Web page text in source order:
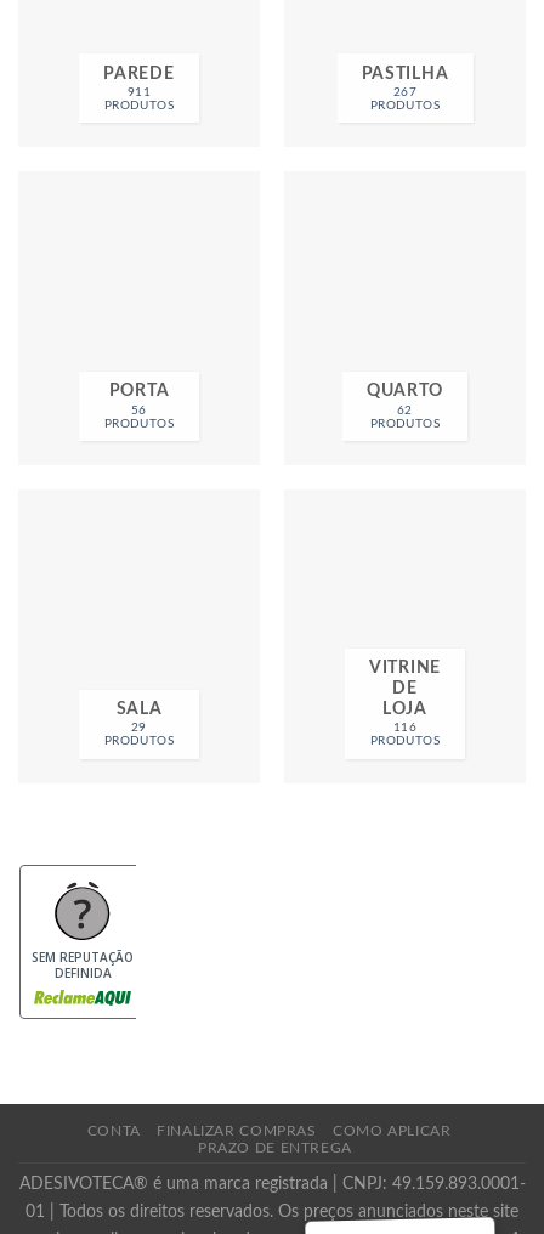
PAREDE
911
PRODUTOS
PASTILHA
267
PRODUTOS
PORTA
56
PRODUTOS
QUARTO
62
PRODUTOS
SALA
29
PRODUTOS
VITRINE
DE
LOJA
116
PRODUTOS
SEM REPUTAÇÃO
DEFINIDA
CONTA FINALIZAR COMPRAS
COMO APLICAR
PRAZO DE ENTREGA
ADESIVOTECA® é uma marca registrada | CNPJ: 49.159.893.0001-
01 | Todos os direitos reservados. Os preços anunciados neste site